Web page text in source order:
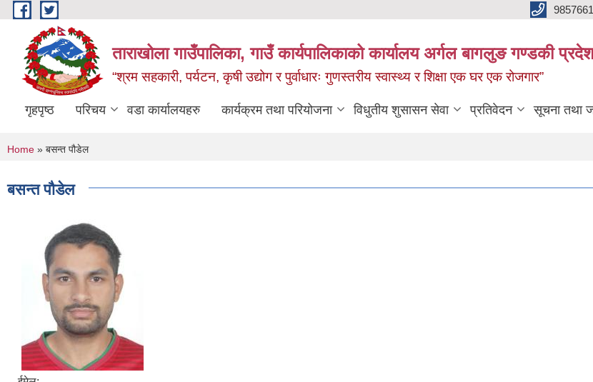
Skip to main content
ताराखोला गाउँपालिका, गाउँ कार्यपालिकाको कार्यालय अर्गल बागलुङ गण्डकी
“श्रम सहकारी, पर्यटन, कृषी उद्योग र पुर्वाधारः गुणस्तरीय स्वास्थ्य र शिक्षा एक घर एक रोजगार”
गृहपृष्ठ परिचय वडा कार्यालयहरु कार्यक्रम तथा परियोजना विधुतीय शुसासन सेवा प्रतिवेदन सूचना तथा
You are here
Home » बसन्त पौडेल
बसन्त पौडेल